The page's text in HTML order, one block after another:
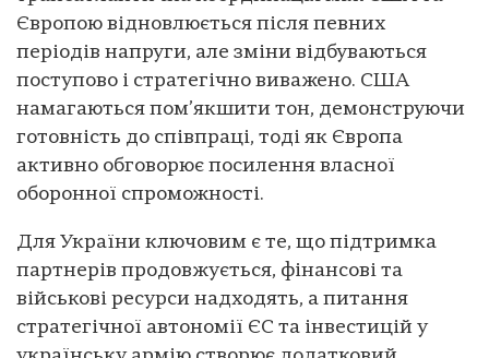
Європою відновлюється після певних
періодів напруги, але зміни відбуваються
поступово і стратегічно виважено. США
намагаються пом’якшити тон, демонструючи
готовність до співпраці, тоді як Європа
активно обговорює посилення власної
оборонної спроможності.
Для України ключовим є те, що підтримка
партнерів продовжується, фінансові та
військові ресурси надходять, а питання
стратегічної автономії ЄС та інвестицій у